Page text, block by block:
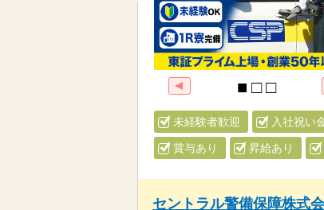
未経験者歓迎 入社祝い
賞与あり 昇給あり
セントラル警備保障株式